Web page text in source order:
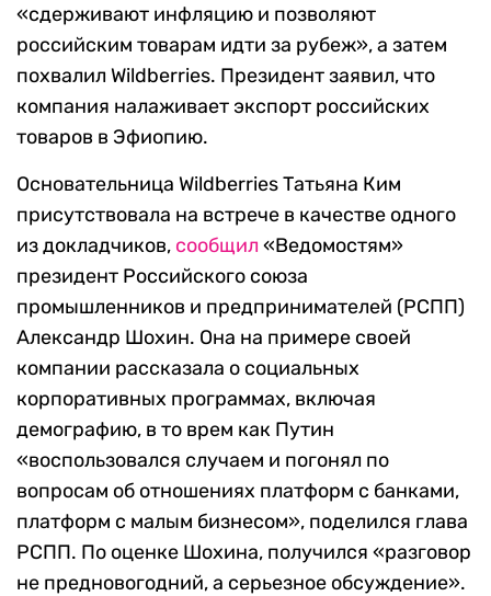
«сдерживают инфляцию и позволяют
российским товарам идти за рубеж», а затем
похвалил Wildberries. Президент заявил, что
компания налаживает экспорт российских
товаров в Эфиопию.
Основательница Wildberries Татьяна Ким
присутствовала на встрече в качестве одного
из докладчиков, сообщил «Ведомостям»
президент Российского союза
промышленников и предпринимателей (РСПП)
Александр Шохин. Она на примере своей
компании рассказала о социальных
корпоративных программах, включая
демографию, в то врем как Путин
«воспользовался случаем и погонял по
вопросам об отношениях платформ с банками,
платформ с малым бизнесом», поделился глава
РСПП. По оценке Шохина, получился «разговор
не предновогодний, а серьезное обсуждение».